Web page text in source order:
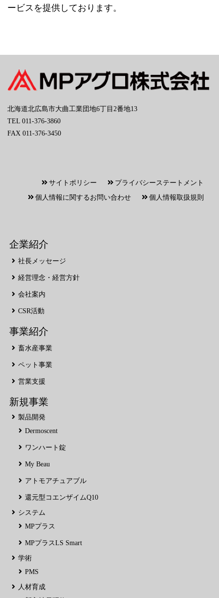
ービスを提供しております。
北海道北広島市大曲工業団地6丁目2番地13
TEL 011-376-3860
FAX 011-376-3450
サイトポリシー
プライバシーステートメント
個人情報に関するお問い合わせ
個人情報取扱規則
企業紹介
社長メッセージ
経営理念・経営方針
会社案内
CSR活動
事業紹介
畜水産事業
ペット事業
営業支援
新規事業
製品開発
Dermoscent
ワンハート錠
My Beau
アトモアチュアブル
還元型コエンザイムQ10
システム
MPプラス
MPプラスLS Smart
学術
PMS
人材育成